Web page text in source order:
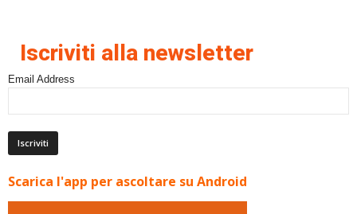
Iscriviti alla newsletter
Email Address
Scarica l'app per ascoltare su Android